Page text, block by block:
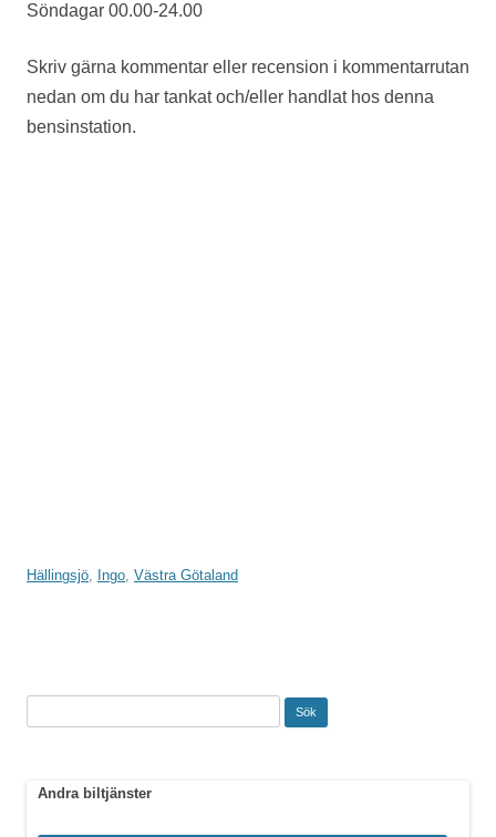
Söndagar 00.00-24.00
Skriv gärna kommentar eller recension i kommentarrutan
nedan om du har tankat och/eller handlat hos denna
bensinstation.
Hällingsjö, Ingo, Västra Götaland
Andra biltjänster